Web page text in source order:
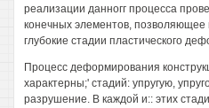
реализации данногг процесса
конечных элементов, позволяющее
глубокие стадии пластического
Процесс деформирования
характерны;' стадий: упругую,
разрушение. В каждой и:: этих